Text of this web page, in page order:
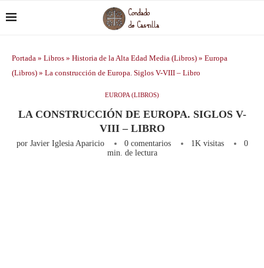
Portada » Libros » Historia de la Alta Edad Media (Libros) » Europa
(Libros) » La construcción de Europa. Siglos V-VIII – Libro
EUROPA (LIBROS)
LA CONSTRUCCIÓN DE EUROPA. SIGLOS V-
VIII – LIBRO
por Javier Iglesia Aparicio 0 comentarios 1Kvisitas
0
min. de lectura